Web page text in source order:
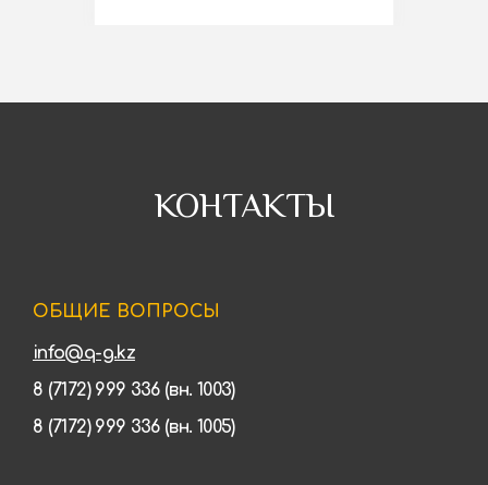
КОНТАКТЫ
ОБЩИЕ ВОПРОСЫ
info@q-g.kz
8 (7172) 999 336 (вн. 1003)
8 (7172) 999 336 (вн. 1005)